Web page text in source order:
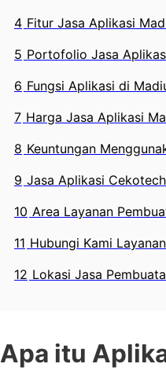
4 Fitur Jasa Aplikasi
5 Portofolio Jasa
6 Fungsi Aplikasi di
7 Harga Jasa Aplikasi
8 Keuntungan
9 Jasa Aplikasi
10 Area Layanan
11 Hubungi Kami
12 Lokasi Jasa
Apa itu